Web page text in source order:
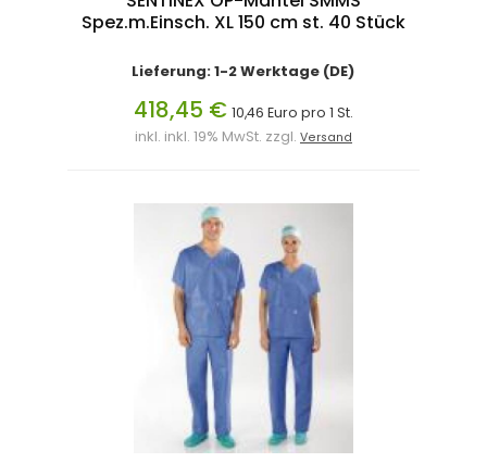
Spez.m.Einsch. XL 150 cm st. 40 Stück
Lieferung: 1-2 Werktage (DE)
418,45 € 10,46 Euro pro 1 St.
inkl. inkl. 19% MwSt. zzgl. Versand